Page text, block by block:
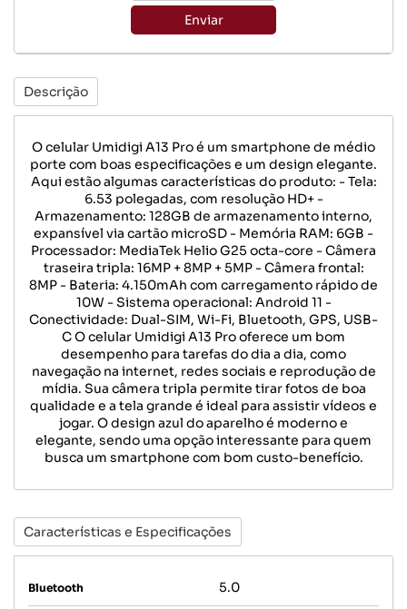
Enviar
Descrição
O celular Umidigi A13 Pro é um smartphone de médio
porte com boas especificações e um design elegante.
Aqui estão algumas características do produto: - Tela:
6.53 polegadas, com resolução HD+ -
Armazenamento: 128GB de armazenamento interno,
expansível via cartão microSD - Memória RAM: 6GB -
Processador: MediaTek Helio G25 octa-core - Câmera
traseira tripla: 16MP + 8MP + 5MP - Câmera frontal:
8MP - Bateria: 4.150mAh com carregamento rápido de
10W - Sistema operacional: Android 11 -
Conectividade: Dual-SIM, Wi-Fi, Bluetooth, GPS, USB-
C O celular Umidigi A13 Pro oferece um bom
desempenho para tarefas do dia a dia, como
navegação na internet, redes sociais e reprodução de
mídia. Sua câmera tripla permite tirar fotos de boa
qualidade e a tela grande é ideal para assistir vídeos e
jogar. O design azul do aparelho é moderno e
elegante, sendo uma opção interessante para quem
busca um smartphone com bom custo-benefício.
Características e Especificações
Bluetooth 5.0